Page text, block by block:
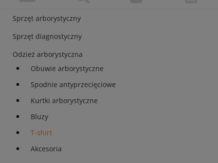
Sprzęt arborystyczny
Sprzęt diagnostyczny
Odzież arborystyczna
Obuwie arborystyczne
Spodnie antyprzecięciowe
Kurtki arborystyczne
Bluzy
T-shirt
Akcesoria